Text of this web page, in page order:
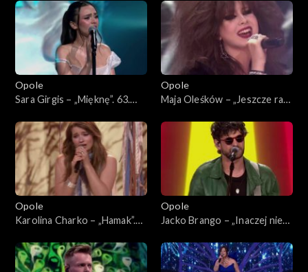
63. KFPP: Koncert „Debiuty”
Koncert „Debiuty”
Opole
Sara Girgis – „Mięknę”. 63.
Opole
Maja Oleśków – „Jeszcze raz”.
Opole
Karolina Charko – „Hamak”.
Opole
Jacko Brango – „Inaczej nie
„Debiuty”